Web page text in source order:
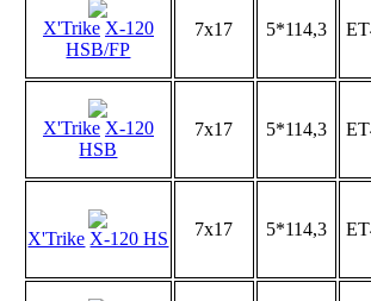
X'Trike X-120
HSB/FP
7x17 5*114,3
X'Trike X-120
HSB
7x17 5*114,3
X'Trike X-120 HS 7x17 5*114,3